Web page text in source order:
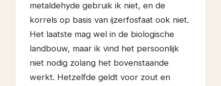
metaldehyde gebruik ik niet, en de
korrels op basis van ijzerfosfaat ook niet.
Het laatste mag wel in de biologische
landbouw, maar ik vind het persoonlijk
niet nodig zolang het bovenstaande
werkt. Hetzelfde geldt voor zout en